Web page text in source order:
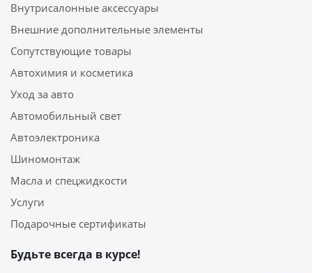
Внутрисалонные аксессуары
Внешние дополнительные элементы
Сопутствующие товары
Автохимия и косметика
Уход за авто
Автомобильный свет
Автоэлектроника
Шиномонтаж
Масла и спецжидкости
Услуги
Подарочные сертификаты
Будьте всегда в курсе!